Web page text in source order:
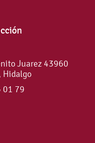
Juarez 43960
Hidalgo
01 79